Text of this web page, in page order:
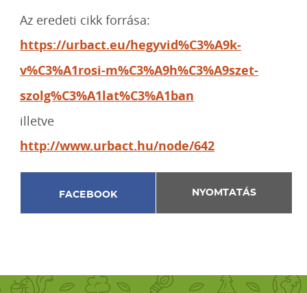
Az eredeti cikk forrása:
https://urbact.eu/hegyvid%C3%A9k-
v%C3%A1rosi-m%C3%A9h%C3%A9szet-
szolg%C3%A1lat%C3%A1ban
illetve
http://www.urbact.hu/node/642
FACEBOOK NYOMTATÁS